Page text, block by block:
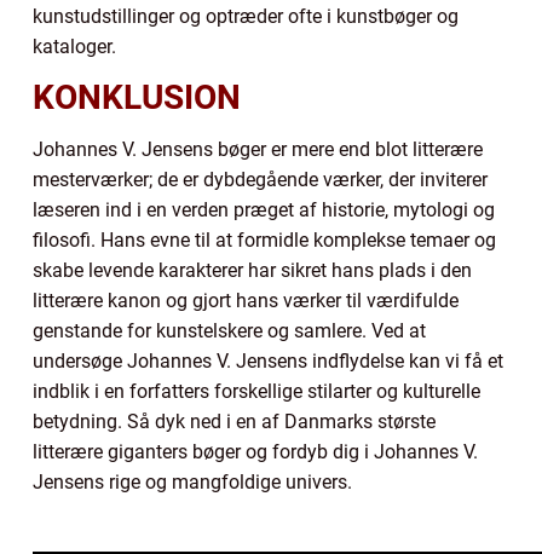
kunstudstillinger og optræder ofte i kunstbøger og
kataloger.
KONKLUSION
Johannes V. Jensens bøger er mere end blot litterære
mesterværker; de er dybdegående værker, der inviterer
læseren ind i en verden præget af historie, mytologi og
filosofi. Hans evne til at formidle komplekse temaer og
skabe levende karakterer har sikret hans plads i den
litterære kanon og gjort hans værker til værdifulde
genstande for kunstelskere og samlere. Ved at
undersøge Johannes V. Jensens indflydelse kan vi få et
indblik i en forfatters forskellige stilarter og kulturelle
betydning. Så dyk ned i en af Danmarks største
litterære giganters bøger og fordyb dig i Johannes V.
Jensens rige og mangfoldige univers.